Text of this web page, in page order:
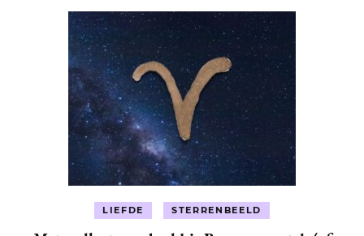
LIEFDE STERRENBEELD